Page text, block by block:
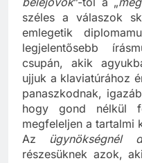
széles a válaszok
emlegetik
legjelentősebb
csupán, akik
ujjuk a klaviatúrához
panaszkodnak,
hogy gond nélkül
megfeleljen a tartalmi
Az ügynökségnél
részesüknek azok,